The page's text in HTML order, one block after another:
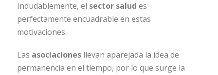
Indudablemente, el sector salud es
perfectamente encuadrable en estas
motivaciones.
Las asociaciones llevan aparejada la idea de
permanencia en el tiempo, por lo que surge la